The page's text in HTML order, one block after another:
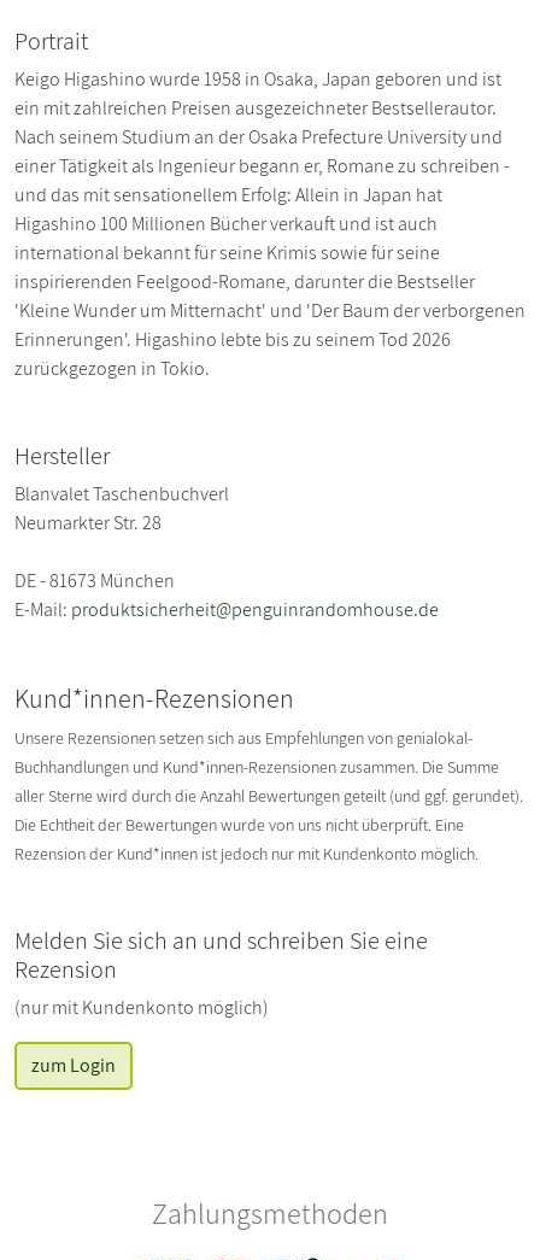
Portrait
Keigo Higashino wurde 1958 in Osaka, Japan geboren und ist
ein mit zahlreichen Preisen ausgezeichneter Bestsellerautor.
Nach seinem Studium an der Osaka Prefecture University und
einer Tätigkeit als Ingenieur begann er, Romane zu schreiben -
und das mit sensationellem Erfolg: Allein in Japan hat
Higashino 100 Millionen Bücher verkauft und ist auch
international bekannt für seine Krimis sowie für seine
inspirierenden Feelgood-Romane, darunter die Bestseller
'Kleine Wunder um Mitternacht' und 'Der Baum der verborgenen
Erinnerungen'. Higashino lebte bis zu seinem Tod 2026
zurückgezogen in Tokio.
Hersteller
Blanvalet Taschenbuchverl
Neumarkter Str. 28
DE - 81673 München
E-Mail: produktsicherheit@penguinrandomhouse.de
Kund*innen-Rezensionen
Unsere Rezensionen setzen sich aus Empfehlungen von genialokal-
Buchhandlungen und Kund*innen-Rezensionen zusammen. Die Summe
aller Sterne wird durch die Anzahl Bewertungen geteilt (und ggf. gerundet).
Die Echtheit der Bewertungen wurde von uns nicht überprüft. Eine
Rezension der Kund*innen ist jedoch nur mit Kundenkonto möglich.
Melden Sie sich an und schreiben Sie eine
Rezension
(nur mit Kundenkonto möglich)
zum Login
Zahlungsmethoden